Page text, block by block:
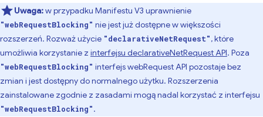
Uwaga:w przypadku Manifestu V3 uprawnienie
"webRequestBlocking" nie jest już dostępne w większości
rozszerzeń. Rozważ użycie "declarativeNetRequest", które
umożliwia korzystanie z interfejsu declarativeNetRequest API. Poza
"webRequestBlocking" interfejs webRequest API pozostaje bez
zmian i jest dostępny do normalnego użytku. Rozszerzenia
zainstalowane zgodnie z zasadami mogą nadal korzystać z interfejsu
"webRequestBlocking".